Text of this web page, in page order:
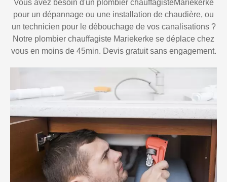
Vous avez besoin d'un plombier chauffagisteMariekerke
pour un dépannage ou une installation de chaudière, ou
un technicien pour le débouchage de vos canalisations ?
Notre plombier chauffagiste Mariekerke se déplace chez
vous en moins de 45min. Devis gratuit sans engagement.